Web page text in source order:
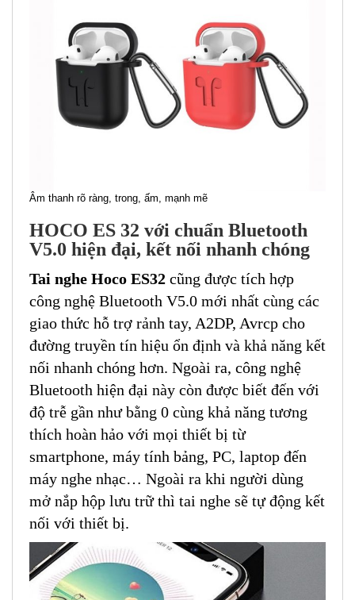
Âm thanh rõ ràng, trong, ấm, mạnh mẽ
HOCO ES 32 với chuẩn Bluetooth
V5.0 hiện đại, kết nối nhanh chóng
Tai nghe Hoco ES32 cũng được tích hợp
công nghệ Bluetooth V5.0 mới nhất cùng các
giao thức hỗ trợ rảnh tay, A2DP, Avrcp cho
đường truyền tín hiệu ổn định và khả năng kết
nối nhanh chóng hơn. Ngoài ra, công nghệ
Bluetooth hiện đại này còn được biết đến với
độ trễ gần như bằng 0 cùng khả năng tương
thích hoàn hảo với mọi thiết bị từ
smartphone, máy tính bảng, PC, laptop đến
máy nghe nhạc… Ngoài ra khi người dùng
mở nắp hộp lưu trữ thì tai nghe sẽ tự động kết
nối với thiết bị.